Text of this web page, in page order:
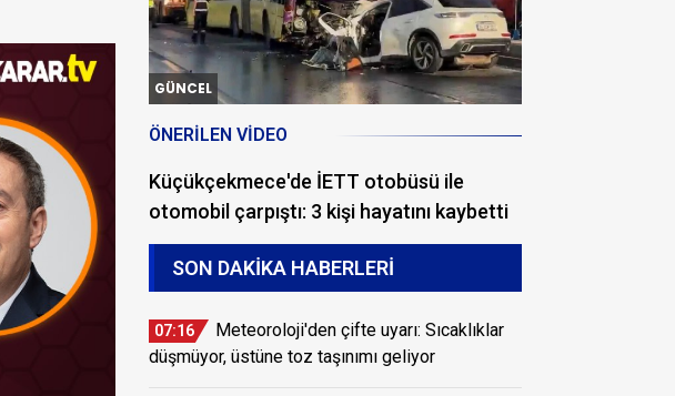
GÜNCEL
ÖNERILEN VIDEO
Küçükçekmece'de İETT otobüsü ile
otomobil çarpıştı: 3 kişi hayatını kaybetti
SON DAKIKA HABERLERI
07:16
Meteoroloji'den çifte uyarı: Sıcaklıklar
düşmüyor, üstüne toz taşınımı geliyor